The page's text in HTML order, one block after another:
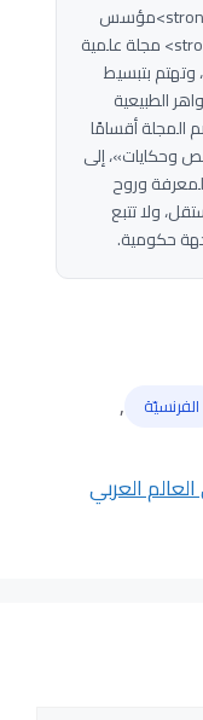
<strong>هاني سلام</strong> <strong>مؤسس
ورئيس تحرير المجلة العلمية أهرام</strong> مجلة علمية
عربية مستقلة تعمل منذ عام 2008، وتهتم بتبسيط
الطبيعية
المجلة أقسامًا
وحكايات»، إلى
وروح
ولا تتبع
حكومية.
الفرنسيّة ,
العربي